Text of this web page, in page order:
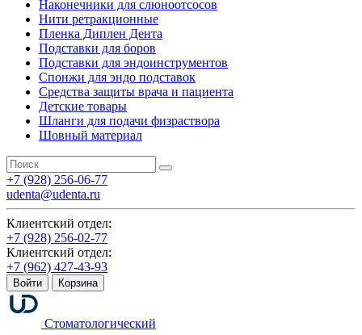
Наконечники для слюноотсосов
Нити ретракционные
Пленка Диплен Дента
Подставки для боров
Подставки для эндоинструментов
Спонжи для эндо подставок
Средства защиты врача и пациента
Детские товары
Шланги для подачи физраствора
Шовный материал
+7 (928) 256-06-77
udenta@udenta.ru
Клиентский отдел:
+7 (928) 256-02-77
Клиентский отдел:
+7 (962) 427-43-93
Войти Корзина
Стоматологический